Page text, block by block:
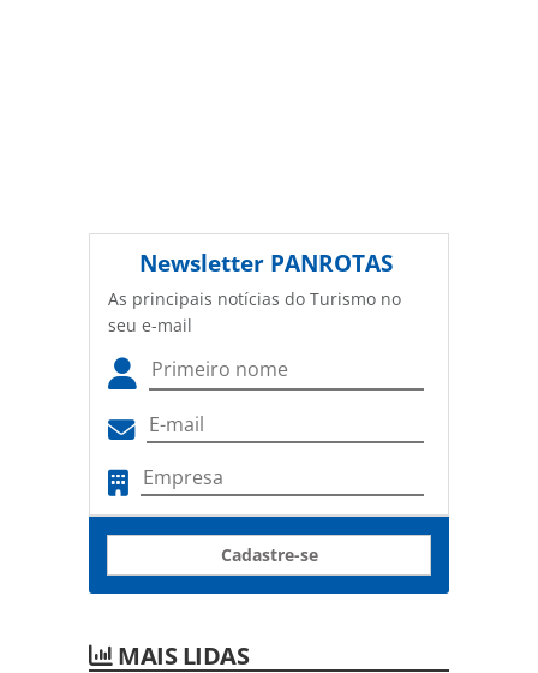
Newsletter PANROTAS
As principais notícias do Turismo no
seu e-mail
Cadastre-se
MAIS LIDAS